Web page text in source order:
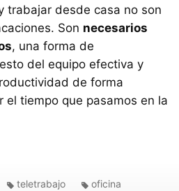
trabajar desde casa no son
Son necesarios
, una forma de
del equipo efectiva y
de forma
el tiempo que pasamos en la
teletrabajo oficina